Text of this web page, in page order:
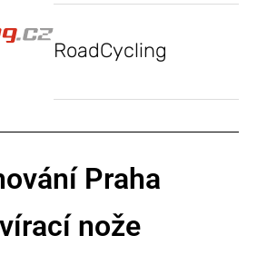
RoadCycling
Praha
nože